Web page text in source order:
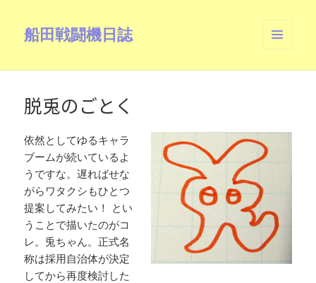
船田戦闘機日誌
ーとウ
脱兎のごとく
依然としてゆるキャラ
ブームが続いているよ
うですな。遅ればせな
がらワタクシもひとつ
提案してみたい！ とい
うことで描いたのがコ
レ。兎ちゃん。正式名
称は採用自治体が決定
してから再度検討した